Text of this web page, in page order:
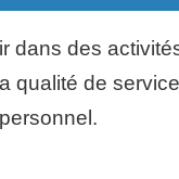
dans des
qualité de